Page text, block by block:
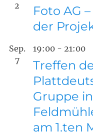
2
Foto AG
der
Sep.
7
19:00 - 21:00
Treffen
Gruppe
am 1.ten